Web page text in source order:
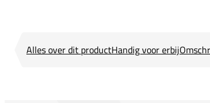
Alles over dit productHandig voor erbij